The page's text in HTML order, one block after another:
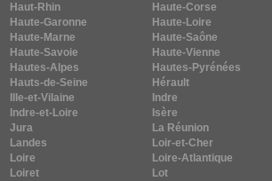
Haut-Rhin
Haute-Corse
Haute-Garonne
Haute-Loire
Haute-Marne
Haute-Saône
Haute-Savoie
Haute-Vienne
Hautes-Alpes
Hautes-Pyrénées
Hauts-de-Seine
Hérault
Ille-et-Vilaine
Indre
Indre-et-Loire
Isère
Jura
La Réunion
Landes
Loir-et-Cher
Loire
Loire-Atlantique
Loiret
Lot